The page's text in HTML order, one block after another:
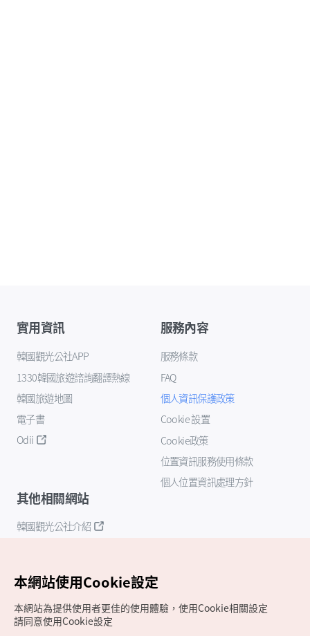
實用資訊
韓國觀光公社APP
1330韓國旅遊諮詢翻譯熱線
韓國旅遊地圖
電子書
Odii
服務內容
服務條款
FAQ
個人資訊保護政策
Cookie 設置
Cookie政策
位置資訊服務使用條款
個人位置資訊處理方針
其他相關網站
韓國觀光公社介紹
本網站使用Cookie設定
本網站為提供使用者更佳的使用體驗，使用Cookie相關設定
請同意使用Cookie設定